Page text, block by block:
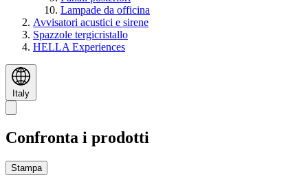
Lampade da officina
Avvisatori acustici e sirene
Spazzole tergicristallo
HELLA Experiences
Italy
Confronta i prodotti
Stampa